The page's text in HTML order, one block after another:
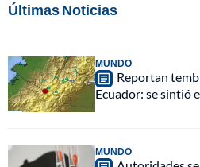
Últimas Noticias
MUNDO
Reportan
Ecuador: se sintió
MUNDO